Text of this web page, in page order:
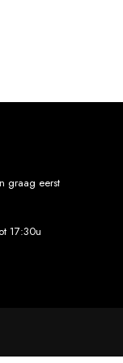
graag eerst
17:30u